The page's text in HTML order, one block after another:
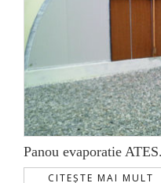
Panou evaporatie
CITEȘTE MAI MULT